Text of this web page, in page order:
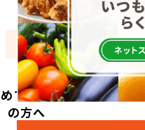
おすすめ
てご利用
の方へ